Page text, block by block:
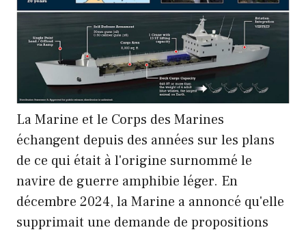
La Marine et le Corps des Marines
échangent depuis des années sur les plans
de ce qui était à l'origine surnommé le
navire de guerre amphibie léger. En
décembre 2024, la Marine a annoncé qu'elle
supprimait une demande de propositions